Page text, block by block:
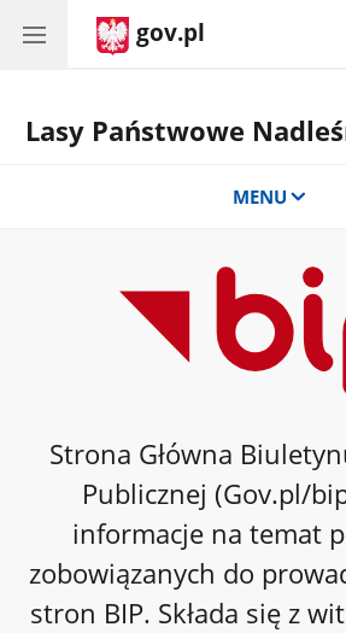
gov.pl
Lasy Państwowe
MENU
Strona Główna
Publicznej (Gov.pl/
informacje na temat
zobowiązanych do
stron BIP. Składa się z